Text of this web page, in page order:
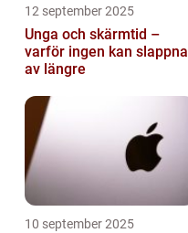
12 september 2025
Unga och skärmtid –
varför ingen kan slappna
av längre
10 september 2025